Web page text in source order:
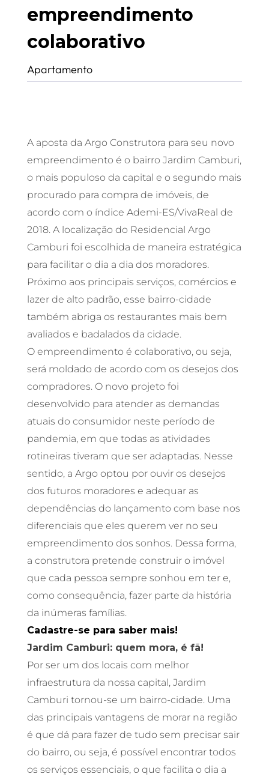
empreendimento
colaborativo
Apartamento
A aposta da Argo Construtora para seu novo
empreendimento é o bairro Jardim Camburi,
o mais populoso da capital e o segundo mais
procurado para compra de imóveis, de
acordo com o índice Ademi-ES/VivaReal de
2018. A localização do Residencial Argo
Camburi foi escolhida de maneira estratégica
para facilitar o dia a dia dos moradores.
Próximo aos principais serviços, comércios e
lazer de alto padrão, esse bairro-cidade
também abriga os restaurantes mais bem
avaliados e badalados da cidade.
O empreendimento é colaborativo, ou seja,
será moldado de acordo com os desejos dos
compradores. O novo projeto foi
desenvolvido para atender as demandas
atuais do consumidor neste período de
pandemia, em que todas as atividades
rotineiras tiveram que ser adaptadas. Nesse
sentido, a Argo optou por ouvir os desejos
dos futuros moradores e adequar as
dependências do lançamento com base nos
diferenciais que eles querem ver no seu
empreendimento dos sonhos. Dessa forma,
a construtora pretende construir o imóvel
que cada pessoa sempre sonhou em ter e,
como consequência, fazer parte da história
da inúmeras famílias.
Cadastre-se para saber mais!
Jardim Camburi: quem mora, é fã!
Por ser um dos locais com melhor
infraestrutura da nossa capital, Jardim
Camburi tornou-se um bairro-cidade. Uma
das principais vantagens de morar na região
é que dá para fazer de tudo sem precisar sair
do bairro, ou seja, é possível encontrar todos
os serviços essenciais, o que facilita o dia a